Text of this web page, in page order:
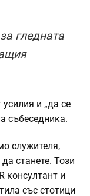
гледната
и „да се
събеседника.
служителя,
станете. Този
консултант и
със стотици